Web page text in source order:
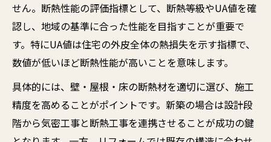
せん。断熱性能の評価指標として、断熱等級やUA値を確
認し、地域の基準に合った性能を目指すことが重要で
す。特にUA値は住宅の外皮全体の熱損失を示す指標で、
数値が低いほど断熱性能が高いことを意味します。
具体的には、壁・屋根・床の断熱材を適切に選び、施工
精度を高めることがポイントです。新築の場合は設計段
階から気密工事と断熱工事を連携させることが成功の鍵